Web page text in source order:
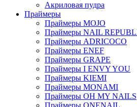
Акриловая пудра
Праймеры
Праймеры MOJO
Праймеры NAIL
Праймеры ADRICOCO
Праймеры ENEF
Праймеры GRAPE
Праймеры I ENVY YOU
Праймеры KIEMI
Праймеры MONAMI
Праймеры OH MY NAILS
Праймеры ONENAIL